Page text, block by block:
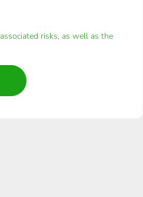
associated risks, as well as the